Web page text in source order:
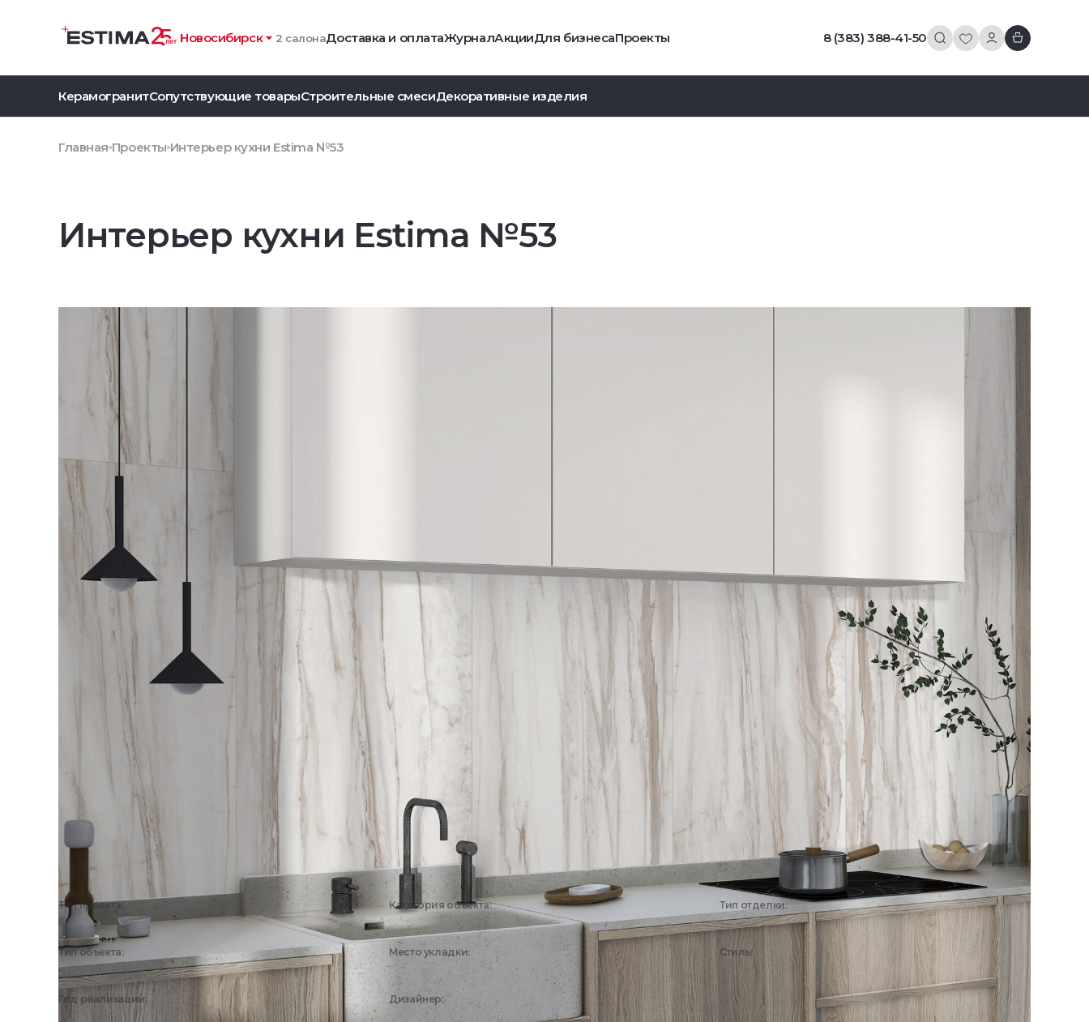
Новосибирск 2 салонаДоставка и оплатаЖурналАкцииДля бизнесаПроекты 8 (383) 388-41-50
КерамогранитСопутствующие товарыСтроительные смесиДекоративные изделия
Главная Проекты Интерьер кухни Estima №53
Интерьер кухни Estima №53
Тип проекта:
3D визуализация
Категория объекта:
Жилые объекты
Тип отделки:
Интерьер
Тип объекта:
Частный дом, Квартира
Место укладки:
Кухня
Стиль:
Современный
Год реализации:
2026
Дизайнер:
Эстима Дизайн